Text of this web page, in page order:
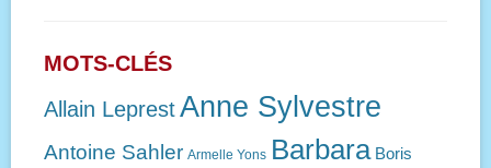
MOTS-CLÉS
Allain LeprestAnne Sylvestre
Antoine Sahler Armelle Yons Barbara Boris